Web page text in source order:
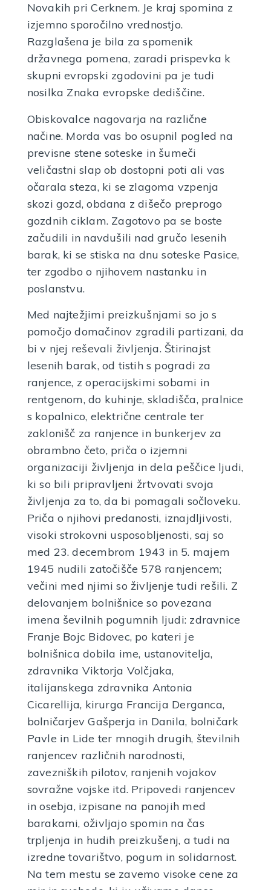
Pisatelj France Bevk
VEČ INFORMACIJ
VEČ INFORMACIJ
Hitrotiskalni stroj iz Partizanske tiskarne
Slovenija
VEČ INFORMACIJ
Novakih pri Cerknem. Je kraj spomina z
izjemno sporočilno vrednostjo.
Razglašena je bila za spomenik
državnega pomena, zaradi prispevka k
skupni evropski zgodovini pa je tudi
nosilka Znaka evropske dediščine.
Obiskovalce nagovarja na različne
načine. Morda vas bo osupnil pogled na
previsne stene soteske in šumeči
veličastni slap ob dostopni poti ali vas
očarala steza, ki se zlagoma vzpenja
skozi gozd, obdana z dišečo preprogo
gozdnih ciklam. Zagotovo pa se boste
začudili in navdušili nad gručo lesenih
barak, ki se stiska na dnu soteske Pasice,
ter zgodbo o njihovem nastanku in
poslanstvu.
Med najtežjimi preizkušnjami so jo s
pomočjo domačinov zgradili partizani, da
bi v njej reševali življenja. Štirinajst
lesenih barak, od tistih s pogradi za
ranjence, z operacijskimi sobami in
rentgenom, do kuhinje, skladišča, pralnice
s kopalnico, električne centrale ter
zaklonišč za ranjence in bunkerjev za
obrambno četo, priča o izjemni
organizaciji življenja in dela peščice ljudi,
ki so bili pripravljeni žrtvovati svoja
življenja za to, da bi pomagali sočloveku.
Priča o njihovi predanosti, iznajdljivosti,
visoki strokovni usposobljenosti, saj so
med 23. decembrom 1943 in 5. majem
1945 nudili zatočišče 578 ranjencem;
večini med njimi so življenje tudi rešili. Z
delovanjem bolnišnice so povezana
imena ševilnih pogumnih ljudi: zdravnice
Franje Bojc Bidovec, po kateri je
bolnišnica dobila ime, ustanovitelja,
zdravnika Viktorja Volčjaka,
italijanskega zdravnika Antonia
Cicarellija, kirurga Francija Derganca,
bolničarjev Gašperja in Danila, bolničark
Pavle in Lide ter mnogih drugih, številnih
ranjencev različnih narodnosti,
zavezniških pilotov, ranjenih vojakov
sovražne vojske itd. Pripovedi ranjencev
in osebja, izpisane na panojih med
barakami, oživljajo spomin na čas
trpljenja in hudih preizkušenj, a tudi na
izredne tovarištvo, pogum in solidarnost.
Na tem mestu se zavemo visoke cene za